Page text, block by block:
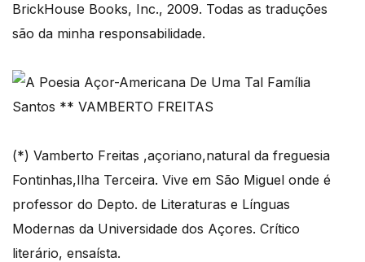
BrickHouse Books, Inc., 2009. Todas as traduções
são da minha responsabilidade.
(*) Vamberto Freitas ,açoriano,natural da freguesia
Fontinhas,Ilha Terceira. Vive em São Miguel onde é
professor do Depto. de Literaturas e Línguas
Modernas da Universidade dos Açores. Crítico
literário, ensaísta.